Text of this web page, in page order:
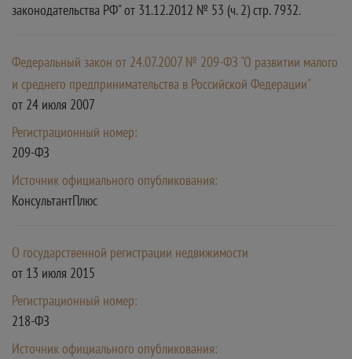
законодательства РФ" от 31.12.2012 № 53 (ч. 2) стр. 7932.
Федеральный закон от 24.07.2007 № 209-ФЗ "О развитии малого
и среднего предпринимательства в Российской Федерации"
от 24 июля 2007
Регистрационный номер:
209-ФЗ
Источник официального опубликования:
КонсультантПлюс
О государственной регистрации недвижимости
от 13 июля 2015
Регистрационный номер:
218-ФЗ
Источник официального опубликования: